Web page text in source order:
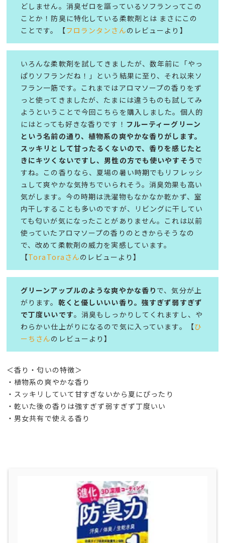
どしません。消臭ゼロを謳っているソフランってこの
ことか！防臭に特化している柔軟剤とは まさにこの
ことです。【フロランタンさんのレビューより】
いろんな柔軟剤を試してきましたが、数年前に「やっ
ぱりソフランだね！」という結果に至り、それ以来ソ
フラン一筋です。これまではアロマソープの香りをず
っと使ってきましたが、たまには違うものも試してみ
ようということで今回こちらを購入しました。個人的
にはとっても好きな香りです！ フルーティーグリーン
という名前の通り、植物系の爽やかな香りがします。
スッキリとして甘ったるくないので、香りを感じたと
きにキツくないですし、男性の方でも使いやすそう で
すね。この香りなら、夏場の暑い時期でもリフレッシ
ュして爽やかな気持ちでいられそう。消臭効果も高い
気がします。今の時期は洗濯物もなかなか乾かず、室
内干しすることも多いのですが、リビングに干してい
ても匂いが気になったことがありません。これは以前
使っていたアロマソープの香りのときからそうなの
で、改めて柔軟剤の威力を実感しています。
【ToraToraさんのレビューより】
グリーンアップルのような爽やかな香り で、気分が上
がります。 乾くと優しいいい香り。強すぎず弱すぎず
で丁度いいです。消臭もしっかりしてくれますし、や
わらかい仕上がりになるので気に入っています。【ひ
ーちさんのレビューより】
＜香り・匂いの特徴＞
​・植物系の爽やかな香り
・スッキリしていて甘すぎないから夏にぴったり
・乾いた後の香りは強すぎず弱すぎず丁度いい
・男女共有で使える香り